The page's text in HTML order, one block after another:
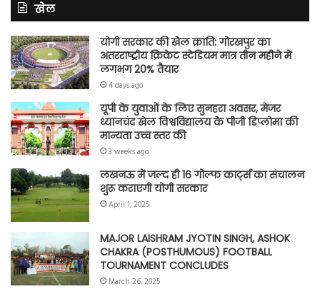
खेल
योगी सरकार की खेल क्रांति: गोरखपुर का
अंतरराष्ट्रीय क्रिकेट स्टेडियम मात्र तीन महीने में
लगभग 20% तैयार
4 days ago
यूपी के युवाओं के लिए सुनहरा अवसर, मेजर
ध्यानचंद खेल विश्वविद्यालय के पीजी डिप्लोमा की
मान्यता उच्च स्तर की
3 weeks ago
लखनऊ में जल्द ही 16 गोल्फ कार्ट्स का संचालन
शुरू कराएगी योगी सरकार
April 1, 2025
MAJOR LAISHRAM JYOTIN SINGH, ASHOK
CHAKRA (POSTHUMOUS) FOOTBALL
TOURNAMENT CONCLUDES
March 26, 2025